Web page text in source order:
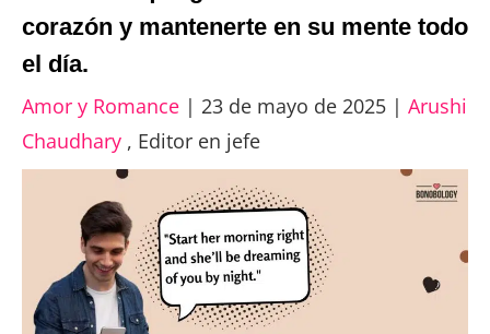
corazón y mantenerte en su mente todo
el día.
Amor y Romance | 23 de mayo de 2025 | Arushi
Chaudhary , Editor en jefe